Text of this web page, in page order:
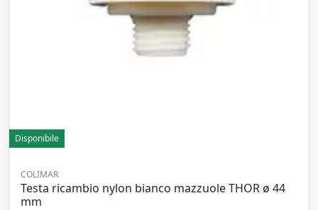
Disponibile
COLIMAR
Testa ricambio nylon bianco mazzuole THOR ø 44
mm